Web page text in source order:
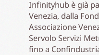
Infinityhub è già
Venezia, dalla
Associazione
Servolo Servizi
fino a